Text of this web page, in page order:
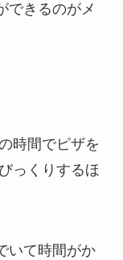
できるのがメ
時間でピザを
びっくりするほ
いて時間がか